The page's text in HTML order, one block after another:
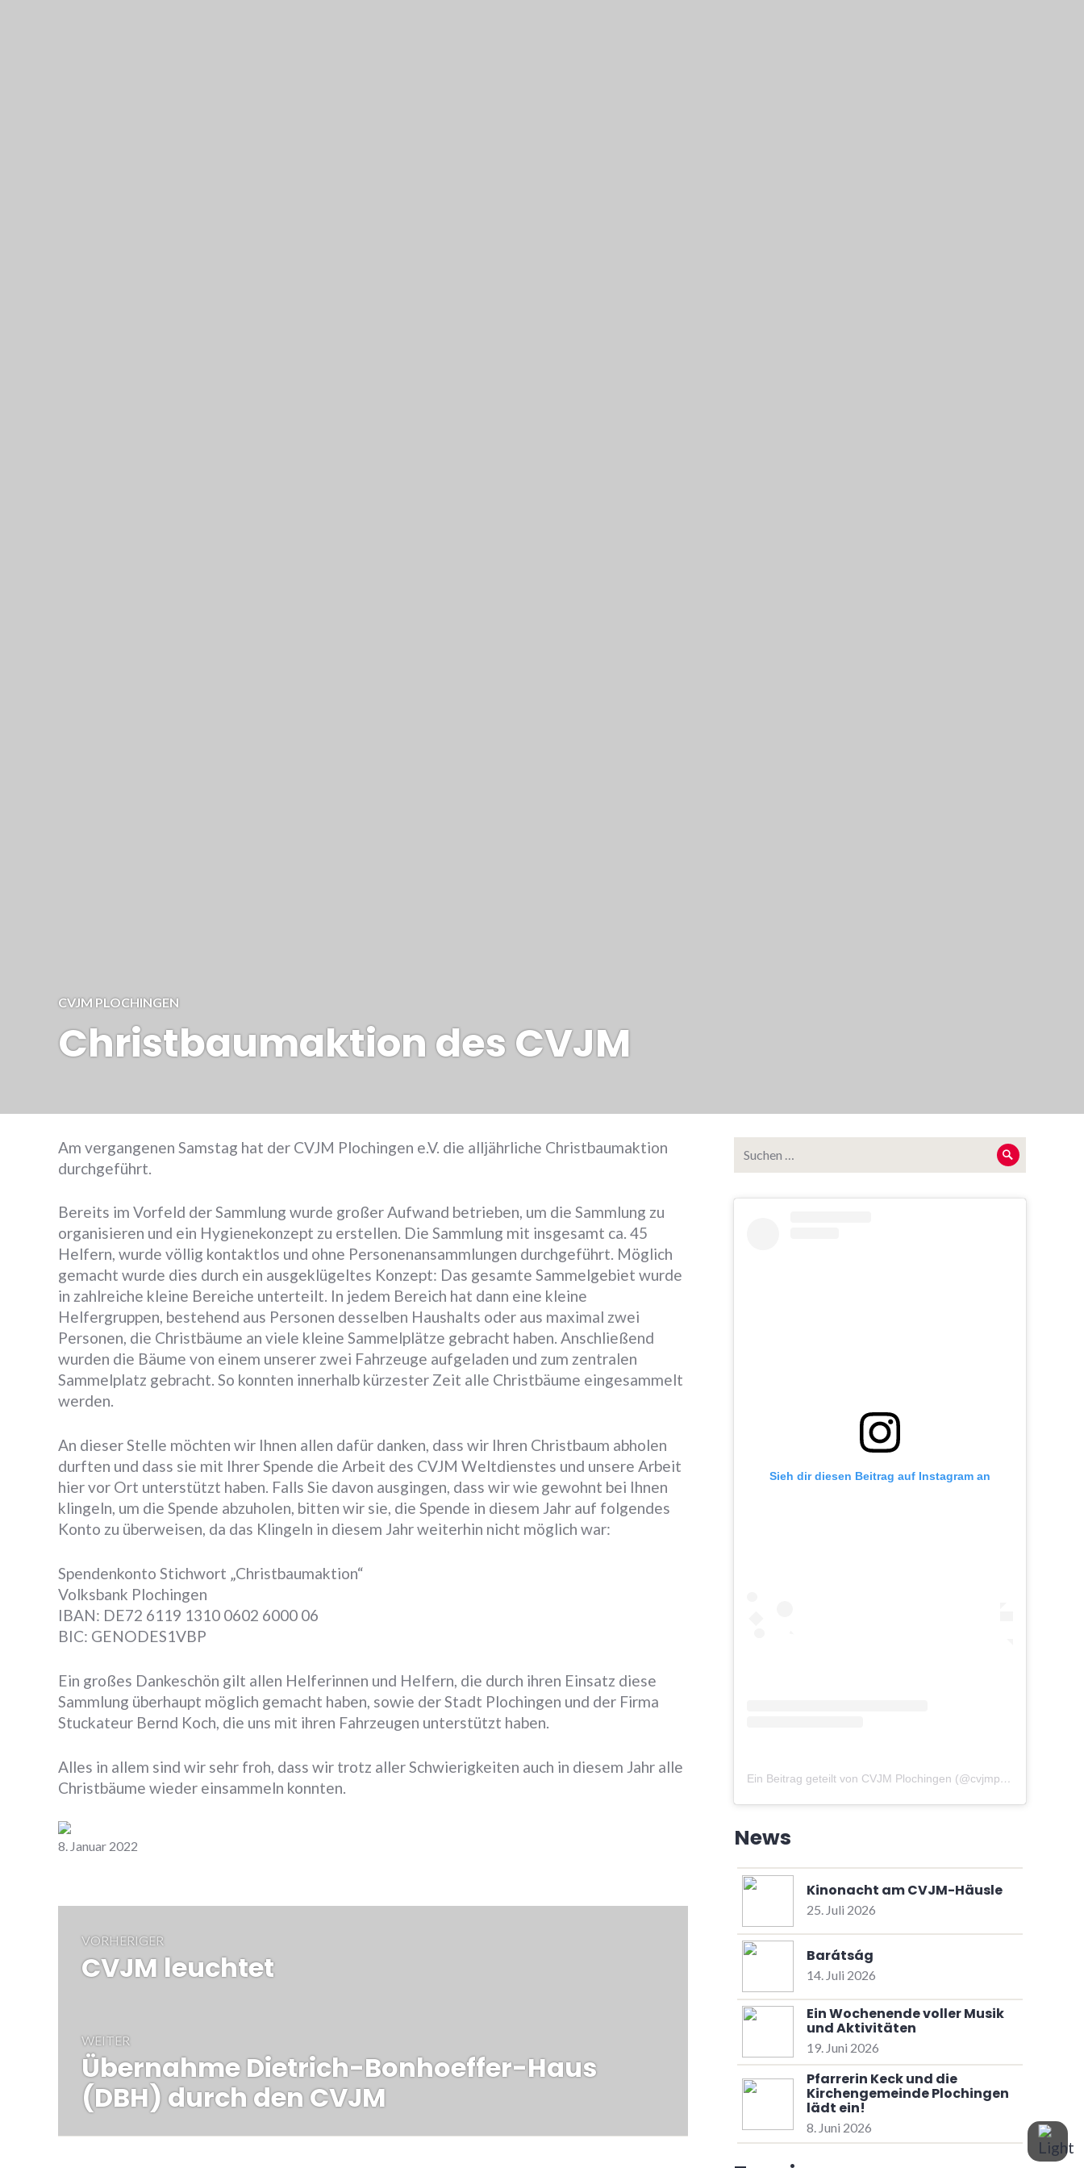
CVJM PLOCHINGEN
Christbaumaktion des CVJM
Am vergangenen Samstag hat der CVJM Plochingen e.V. die alljährliche Christbaumaktion
durchgeführt.
Bereits im Vorfeld der Sammlung wurde großer Aufwand betrieben, um die Sammlung zu
organisieren und ein Hygienekonzept zu erstellen. Die Sammlung mit insgesamt ca. 45
Helfern, wurde völlig kontaktlos und ohne Personenansammlungen durchgeführt. Möglich
gemacht wurde dies durch ein ausgeklügeltes Konzept: Das gesamte Sammelgebiet wurde
in zahlreiche kleine Bereiche unterteilt. In jedem Bereich hat dann eine kleine
Helfergruppen, bestehend aus Personen desselben Haushalts oder aus maximal zwei
Personen, die Christbäume an viele kleine Sammelplätze gebracht haben. Anschließend
wurden die Bäume von einem unserer zwei Fahrzeuge aufgeladen und zum zentralen
Sammelplatz gebracht. So konnten innerhalb kürzester Zeit alle Christbäume eingesammelt
werden.
An dieser Stelle möchten wir Ihnen allen dafür danken, dass wir Ihren Christbaum abholen
durften und dass sie mit Ihrer Spende die Arbeit des CVJM Weltdienstes und unsere Arbeit
hier vor Ort unterstützt haben. Falls Sie davon ausgingen, dass wir wie gewohnt bei Ihnen
klingeln, um die Spende abzuholen, bitten wir sie, die Spende in diesem Jahr auf folgendes
Konto zu überweisen, da das Klingeln in diesem Jahr weiterhin nicht möglich war:
Spendenkonto Stichwort „Christbaumaktion“
Volksbank Plochingen
IBAN: DE72 6119 1310 0602 6000 06
BIC: GENODES1VBP
Ein großes Dankeschön gilt allen Helferinnen und Helfern, die durch ihren Einsatz diese
Sammlung überhaupt möglich gemacht haben, sowie der Stadt Plochingen und der Firma
Stuckateur Bernd Koch, die uns mit ihren Fahrzeugen unterstützt haben.
Alles in allem sind wir sehr froh, dass wir trotz aller Schwierigkeiten auch in diesem Jahr alle
Christbäume wieder einsammeln konnten.
8. Januar 2022
Navigation
VORHERIGER
Vorheriger
Beitrag:
CVJM leuchtet
WEITER
Nächster
Beitrag:
Übernahme Dietrich-Bonhoeffer-Haus
(DBH) durch den CVJM
nach:
Suche
Sieh dir diesen Beitrag auf Instagram an
Ein Beitrag geteilt von CVJM Plochingen (@cvjmplochingen)
News
Kinonacht am CVJM-Häusle
25. Juli 2026
Barátság
14. Juli 2026
Ein Wochenende voller Musik
und Aktivitäten
19. Juni 2026
Pfarrerin Keck und die
Kirchengemeinde Plochingen
lädt ein!
8. Juni 2026